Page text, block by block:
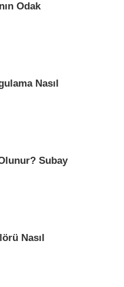
Odak
Nasıl
Subay
Nasıl